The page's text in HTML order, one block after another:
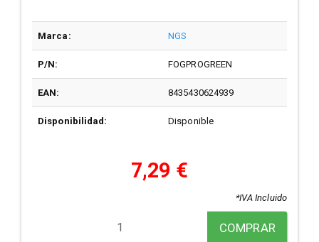
Marca: NGS
P/N: FOGPROGREEN
EAN: 8435430624939
Disponibilidad: Disponible
7,29 €
*IVA Incluido
COMPRAR